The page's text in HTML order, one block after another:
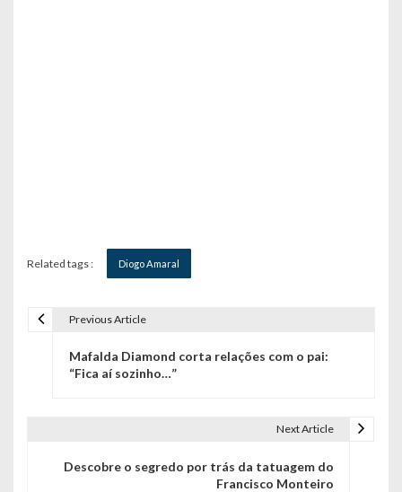
Related tags : Diogo Amaral
Previous Article
Mafalda Diamond corta relações com o pai:
“Fica aí sozinho…”
Next Article
Descobre o segredo por trás da tatuagem do
Francisco Monteiro